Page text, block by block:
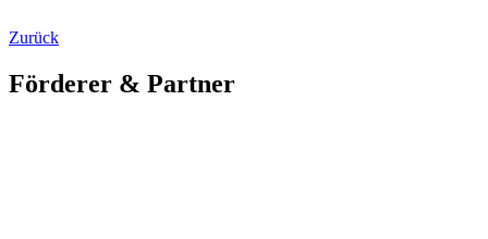
Zurück
Förderer & Partner